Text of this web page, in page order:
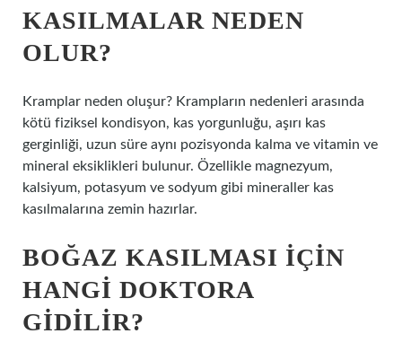
KASILMALAR NEDEN
OLUR?
Kramplar neden oluşur? Krampların nedenleri arasında
kötü fiziksel kondisyon, kas yorgunluğu, aşırı kas
gerginliği, uzun süre aynı pozisyonda kalma ve vitamin ve
mineral eksiklikleri bulunur. Özellikle magnezyum,
kalsiyum, potasyum ve sodyum gibi mineraller kas
kasılmalarına zemin hazırlar.
BOĞAZ KASILMASI IÇIN
HANGI DOKTORA
GIDILIR?